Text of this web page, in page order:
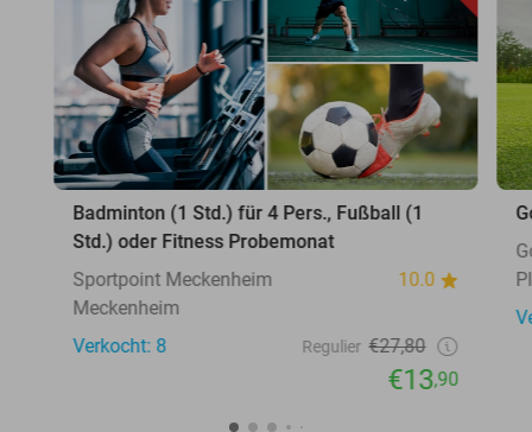
Badminton (1 Std.) für 4 Pers., Fußball (1
Std.) oder Fitness Probemonat
Sportpoint Meckenheim
10.0
Meckenheim
Verkocht: 8
Regulier €27,80
€13,90